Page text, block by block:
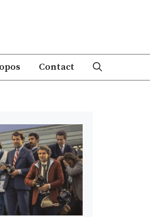
Contact